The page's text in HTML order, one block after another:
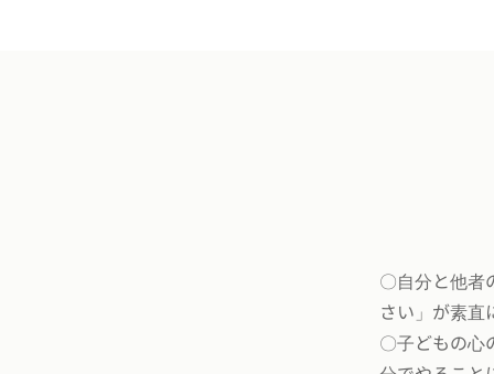
〇自分と他者
さい」が素直
〇子どもの心